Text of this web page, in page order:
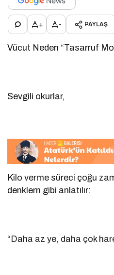
+ - PAYLAŞ
Vücut Neden “Tasarruf
Sevgili okurlar,
Kilo verme süreci çoğu
denklem gibi anlatılır:
“Daha az ye, daha çok